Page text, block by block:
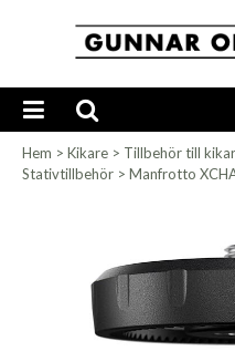
Hem > Kikare > Tillbehör till
Stativtillbehör > Manfrotto